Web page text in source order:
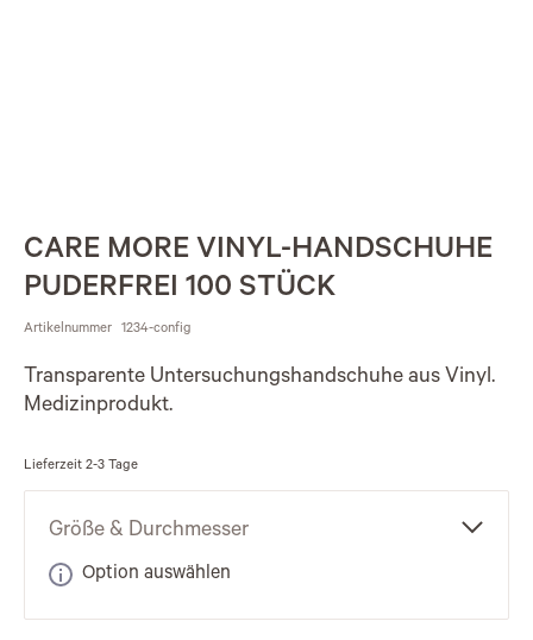
CARE MORE VINYL-HANDSCHUHE
PUDERFREI 100 STÜCK
Artikelnummer 1234-config
Transparente Untersuchungshandschuhe aus Vinyl.
Medizinprodukt.
Lieferzeit 2-3 Tage
Größe & Durchmesser
Option auswählen